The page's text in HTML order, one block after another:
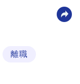
離職